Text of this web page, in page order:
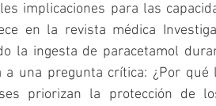
implicaciones para las
en la revista médica
la ingesta de paracetamol
a una pregunta crítica: ¿Por
priorizan la protección de